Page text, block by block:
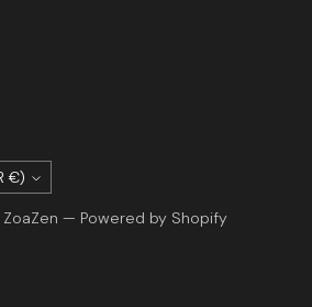
Deutschland (EUR €)
ZoaZen — Powered by Shopify